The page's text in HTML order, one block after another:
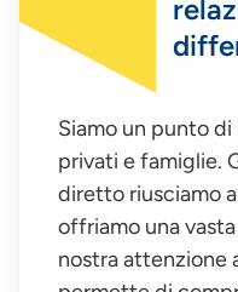
Siamo un punto
privati e famiglie.
diretto riusciamo
offriamo una
nostra attenzione